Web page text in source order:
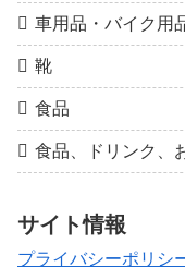
車用品・バイク用
靴
食品
食品、ドリンク、
サイト情報
プライバシーポリシ